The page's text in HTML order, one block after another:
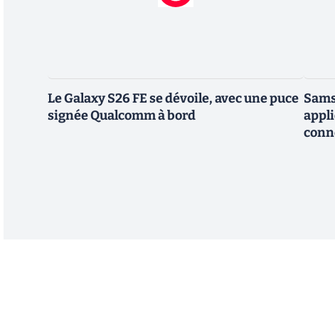
Le Galaxy S26 FE se dévoile, avec une puce
signée Qualcomm à bord